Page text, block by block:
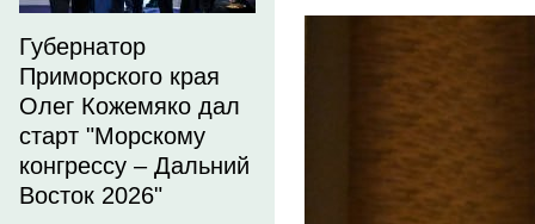
Губернатор
Приморского края
Олег Кожемяко дал
старт "Морскому
конгрессу – Дальний
Восток 2026"